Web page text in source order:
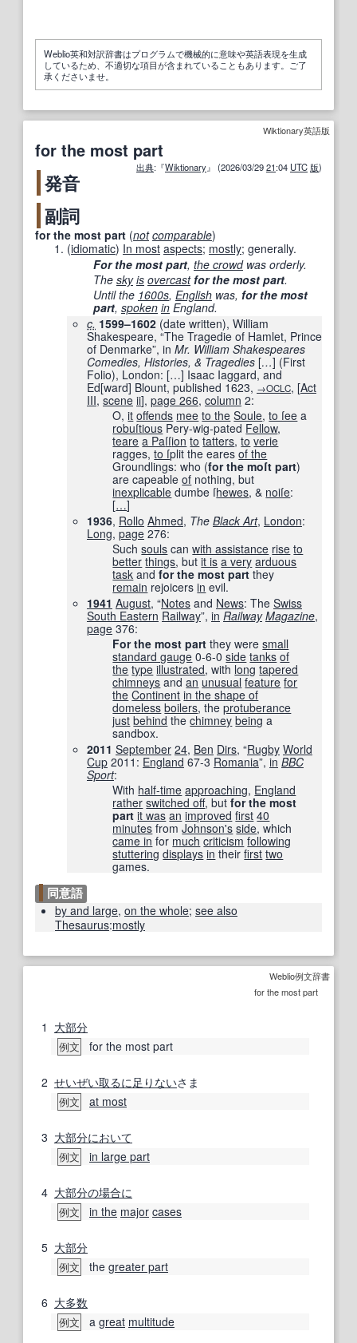
Weblio英和対訳辞書はプログラムで機械的に意味や英語表現を生成
しているため、不適切な項目が含まれていることもあります。ご了
承くださいませ。
Wiktionary英語版
for the most part
出典:『Wiktionary』 (2026/03/2921:04 UTC 版)
発音
副詞
for the most part (not comparable)
(idiomatic) In most aspects; mostly; generally.
For the most part, the crowdwas orderly.
The sky is overcast for the most part.
Until the 1600s, English was, for the most
part, spoken in England.
c. 1599–1602 (date written), William
Shakespeare, “The Tragedie of Hamlet, Prince
of Denmarke”, in Mr. William Shakespeares
Comedies, Histories, & Tragedies […] (First
Folio), London: […] Isaac Iaggard, and
Ed[ward] Blount, published 1623, →OCLC, [Act
III,scene ii], page 266, column 2:
O,it offends mee to the Soule,to ſee a
robuſtious Pery-wig-pated Fellow,
teare a Paſſion to tatters,to verie
ragges,to ſplit the earesof the
Groundlings: who (for the moſt part)
are capeableof nothing, but
inexplicable dumbe ſhewes, & noiſe:
[…]
1936, Rollo Ahmed, The Black Art, London:
Long, page 276:
Suchsouls canwith assistance rise to
better things, butit is a very arduous
task andfor the most part they
remain rejoicersin evil.
1941 August, “Notes and News: The Swiss
South Eastern Railway”, in Railway Magazine,
page 376:
For the most part they weresmall
standard gauge 0-6-0side tanks of
the type illustrated, with long tapered
chimneys andan unusual feature for
the Continent in the shape of
domeless boilers, theprotuberance
just behind thechimney being a
sandbox.
2011 September 24, Ben Dirs, “Rugby World
Cup 2011: England 67-3 Romania”, in BBC
Sport‎:
With half-time approaching, England
rather switched off, butfor the most
part it was an improved first 40
minutes fromJohnson's side, which
came in for much criticism following
stuttering displays in theirfirst two
games.
同意語
by and large, on the whole; see also
Thesaurus:mostly
Weblio例文辞書
for the most part
1 大部分
例文 for the most part
2 せいぜい取るに足りないさま
例文 at most
3 大部分において
例文 in large part
4 大部分の場合に
例文 in the major cases
5 大部分
例文 the greater part
6 大多数
例文 a great multitude